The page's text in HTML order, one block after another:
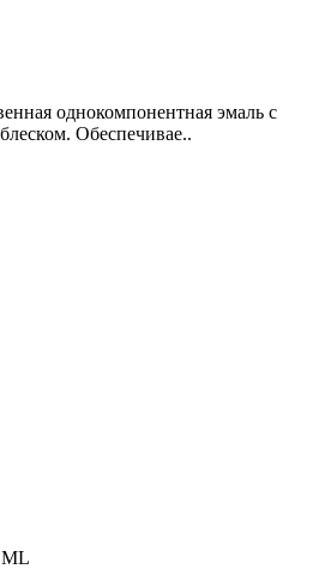
однокомпонентная эмаль с
Обеспечивае..